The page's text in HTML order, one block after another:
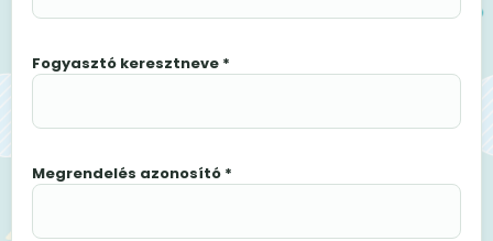
Fogyasztó keresztneve *
Megrendelés azonosító *